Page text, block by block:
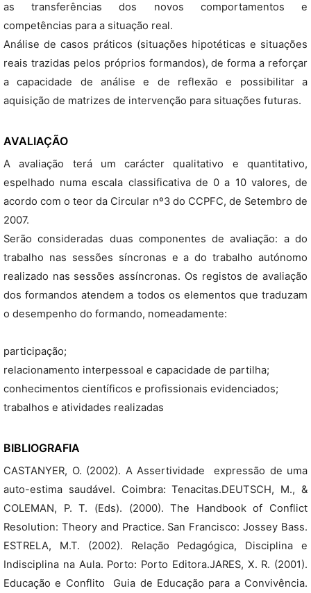
as transferências dos novos comportamentos e
competências para a situação real.
Análise de casos práticos (situações hipotéticas e situações
reais trazidas pelos próprios formandos), de forma a reforçar
a capacidade de análise e de reflexão e possibilitar a
aquisição de matrizes de intervenção para situações futuras.
AVALIAÇÃO
A avaliação terá um carácter qualitativo e quantitativo,
espelhado numa escala classificativa de 0 a 10 valores, de
acordo com o teor da Circular nº3 do CCPFC, de Setembro de
2007.
Serão consideradas duas componentes de avaliação: a do
trabalho nas sessões síncronas e a do trabalho autónomo
realizado nas sessões assíncronas. Os registos de avaliação
dos formandos atendem a todos os elementos que traduzam
o desempenho do formando, nomeadamente:
participação;
relacionamento interpessoal e capacidade de partilha;
conhecimentos científicos e profissionais evidenciados;
trabalhos e atividades realizadas
BIBLIOGRAFIA
CASTANYER, O. (2002). A Assertividade  expressão de uma
auto-estima saudável. Coimbra: Tenacitas.DEUTSCH, M., &
COLEMAN, P. T. (Eds). (2000). The Handbook of Conflict
Resolution: Theory and Practice. San Francisco: Jossey Bass.
ESTRELA, M.T. (2002). Relação Pedagógica, Disciplina e
Indisciplina na Aula. Porto: Porto Editora.JARES, X. R. (2001).
Educação e Conflito  Guia de Educação para a Convivência.